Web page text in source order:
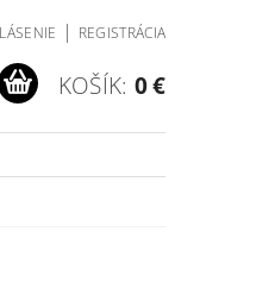
| REGISTRÁCIA
KOŠÍK: 0 €